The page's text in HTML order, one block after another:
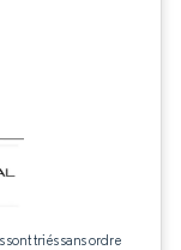
triés sans ordre